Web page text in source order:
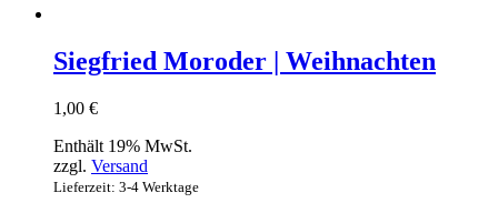
Siegfried Moroder | Weihnachten
1,00 €
Enthält 19% MwSt.
zzgl. Versand
Lieferzeit: 3-4 Werktage